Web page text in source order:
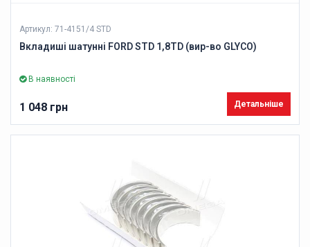
Артикул: 71-4151/4 STD
Вкладиші шатунні FORD STD 1,8TD (вир-во GLYCO)
В наявності
1 048 грн Детальніше